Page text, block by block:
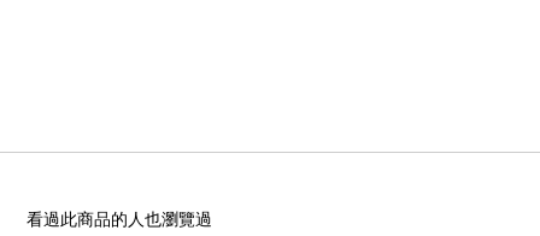
看過此商品的人也瀏覽過